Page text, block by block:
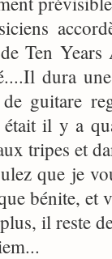
Ten
dura
de guitare
il y a
tripes et
que je
bénite, et
il reste